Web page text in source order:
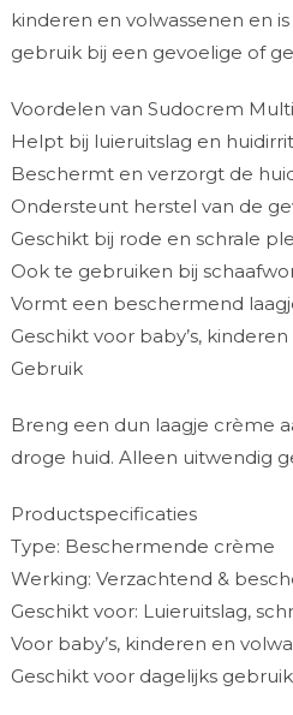
kinderen en volwassenen en
gebruik bij een gevoelige of
Voordelen van Sudocrem
Helpt bij luieruitslag en
Beschermt en verzorgt de
Ondersteunt herstel van de
Geschikt bij rode en schrale
Ook te gebruiken bij
Vormt een beschermend
Geschikt voor baby’s,
Gebruik
Breng een dun laagje crème
droge huid. Alleen uitwendig
Productspecificaties
Type: Beschermende crème
Werking: Verzachtend &
Geschikt voor: Luieruitslag,
Voor baby’s, kinderen en
Geschikt voor dagelijks gebruik